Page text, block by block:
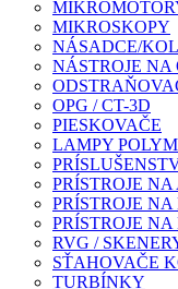
MIKROSKOPY
NÁSADCE/
NÁSTROJE
OPG / CT-3D
PIESKOVAČE
LAMPY
PRÍSTROJE
PRÍSTROJE
PRÍSTROJE
RVG /
SŤAHOVAČE
TURBÍNKY